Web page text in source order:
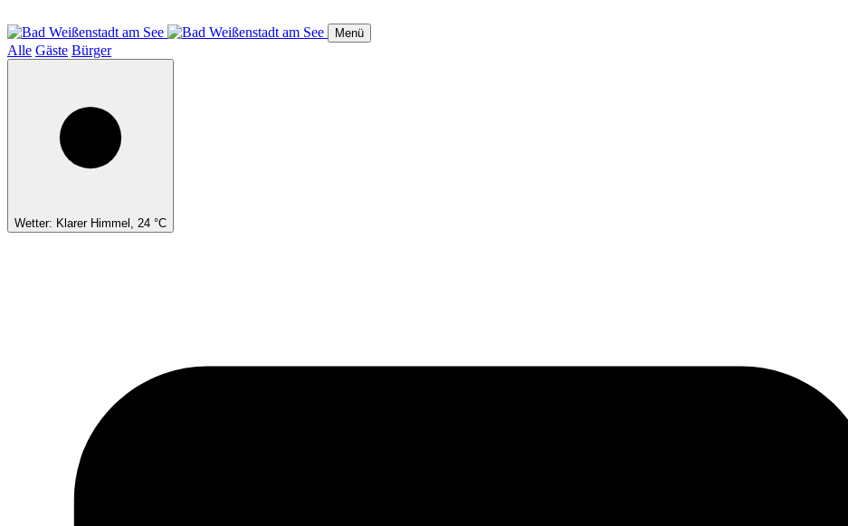
zum
Inhalt
Menü
Alle Gäste Bürger
Wetter: Klarer Himmel, 24 °C